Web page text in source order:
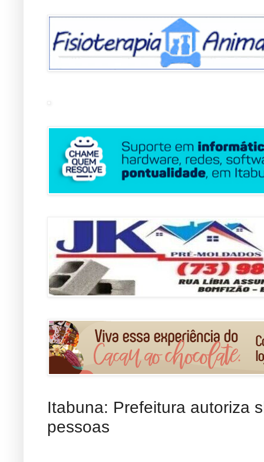
Itabuna: Prefeitura autoriza
pessoas